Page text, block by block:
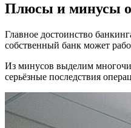
Плюсы и минусы
Главное достоинство
собственный банк может
Из минусов выделим
серьёзные последствия